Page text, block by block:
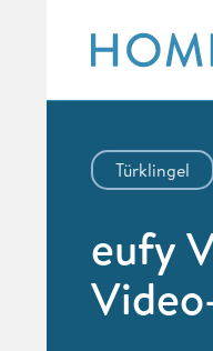
content
Türklingel
eufy